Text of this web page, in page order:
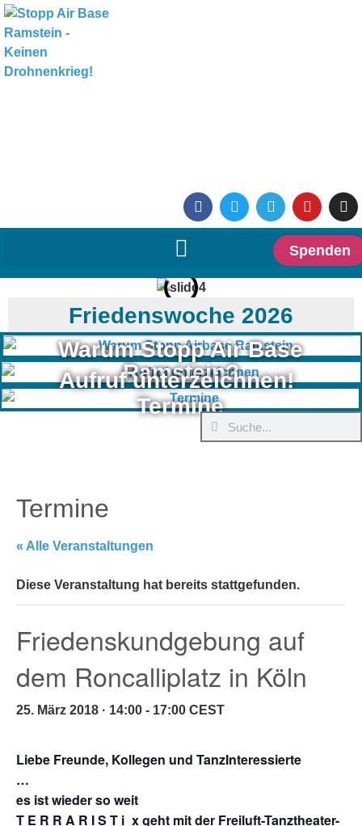
Spenden
Friedenswoche 2026
Warum Stopp Air Base
Ramstein?
Aufruf unterzeichnen!
Termine
Termine
« Alle Veranstaltungen
Diese Veranstaltung hat bereits stattgefunden.
Friedenskundgebung auf
dem Roncalliplatz in Köln
25. März 2018 · 14:00 - 17:00 CEST
Liebe Freunde, Kollegen und TanzInteressierte
…
es ist wieder so weit
T E R R A R I S T i_xgeht mit der Freiluft-Tanztheater-